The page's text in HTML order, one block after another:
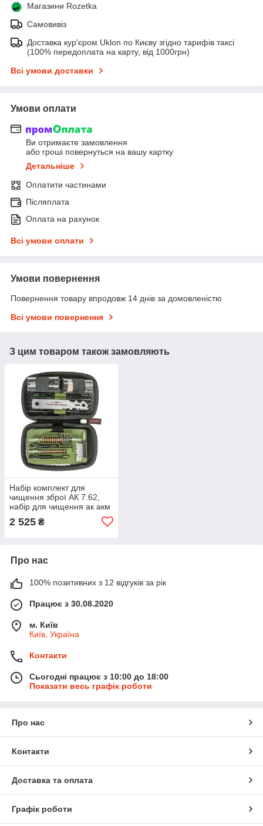
Магазини Rozetka
Самовивіз
Доставка кур'єром Uklon по Києву згідно тарифів таксі
(100% передоплата на карту, від 1000грн)
Всі умови доставки
Умови оплати
Ви отримаєте замовлення
або гроші повернуться на вашу картку
Детальніше
Оплатити частинами
Післяплата
Оплата на рахунок
Всі умови оплати
Умови повернення
Повернення товару впродовж 14 днів за домовленістю
Всі умови повернення
З цим товаром також замовляють
Набір комплект для
чищення зброї АК 7.62,
набір для чищення ак акм
вогнепальної зброї Real
Avid, йоржи шомпола для
2 525 ₴
Про нас
100% позитивних з 12 відгуків за рік
Працює з 30.08.2020
м. Київ
Київ, Україна
Контакти
Сьогодні працює з 10:00 до 18:00
Показати весь графік роботи
Про нас
Контакти
Доставка та оплата
Графік роботи